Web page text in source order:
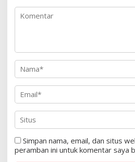
Simpan nama, email, dan situs
peramban ini untuk komentar saya